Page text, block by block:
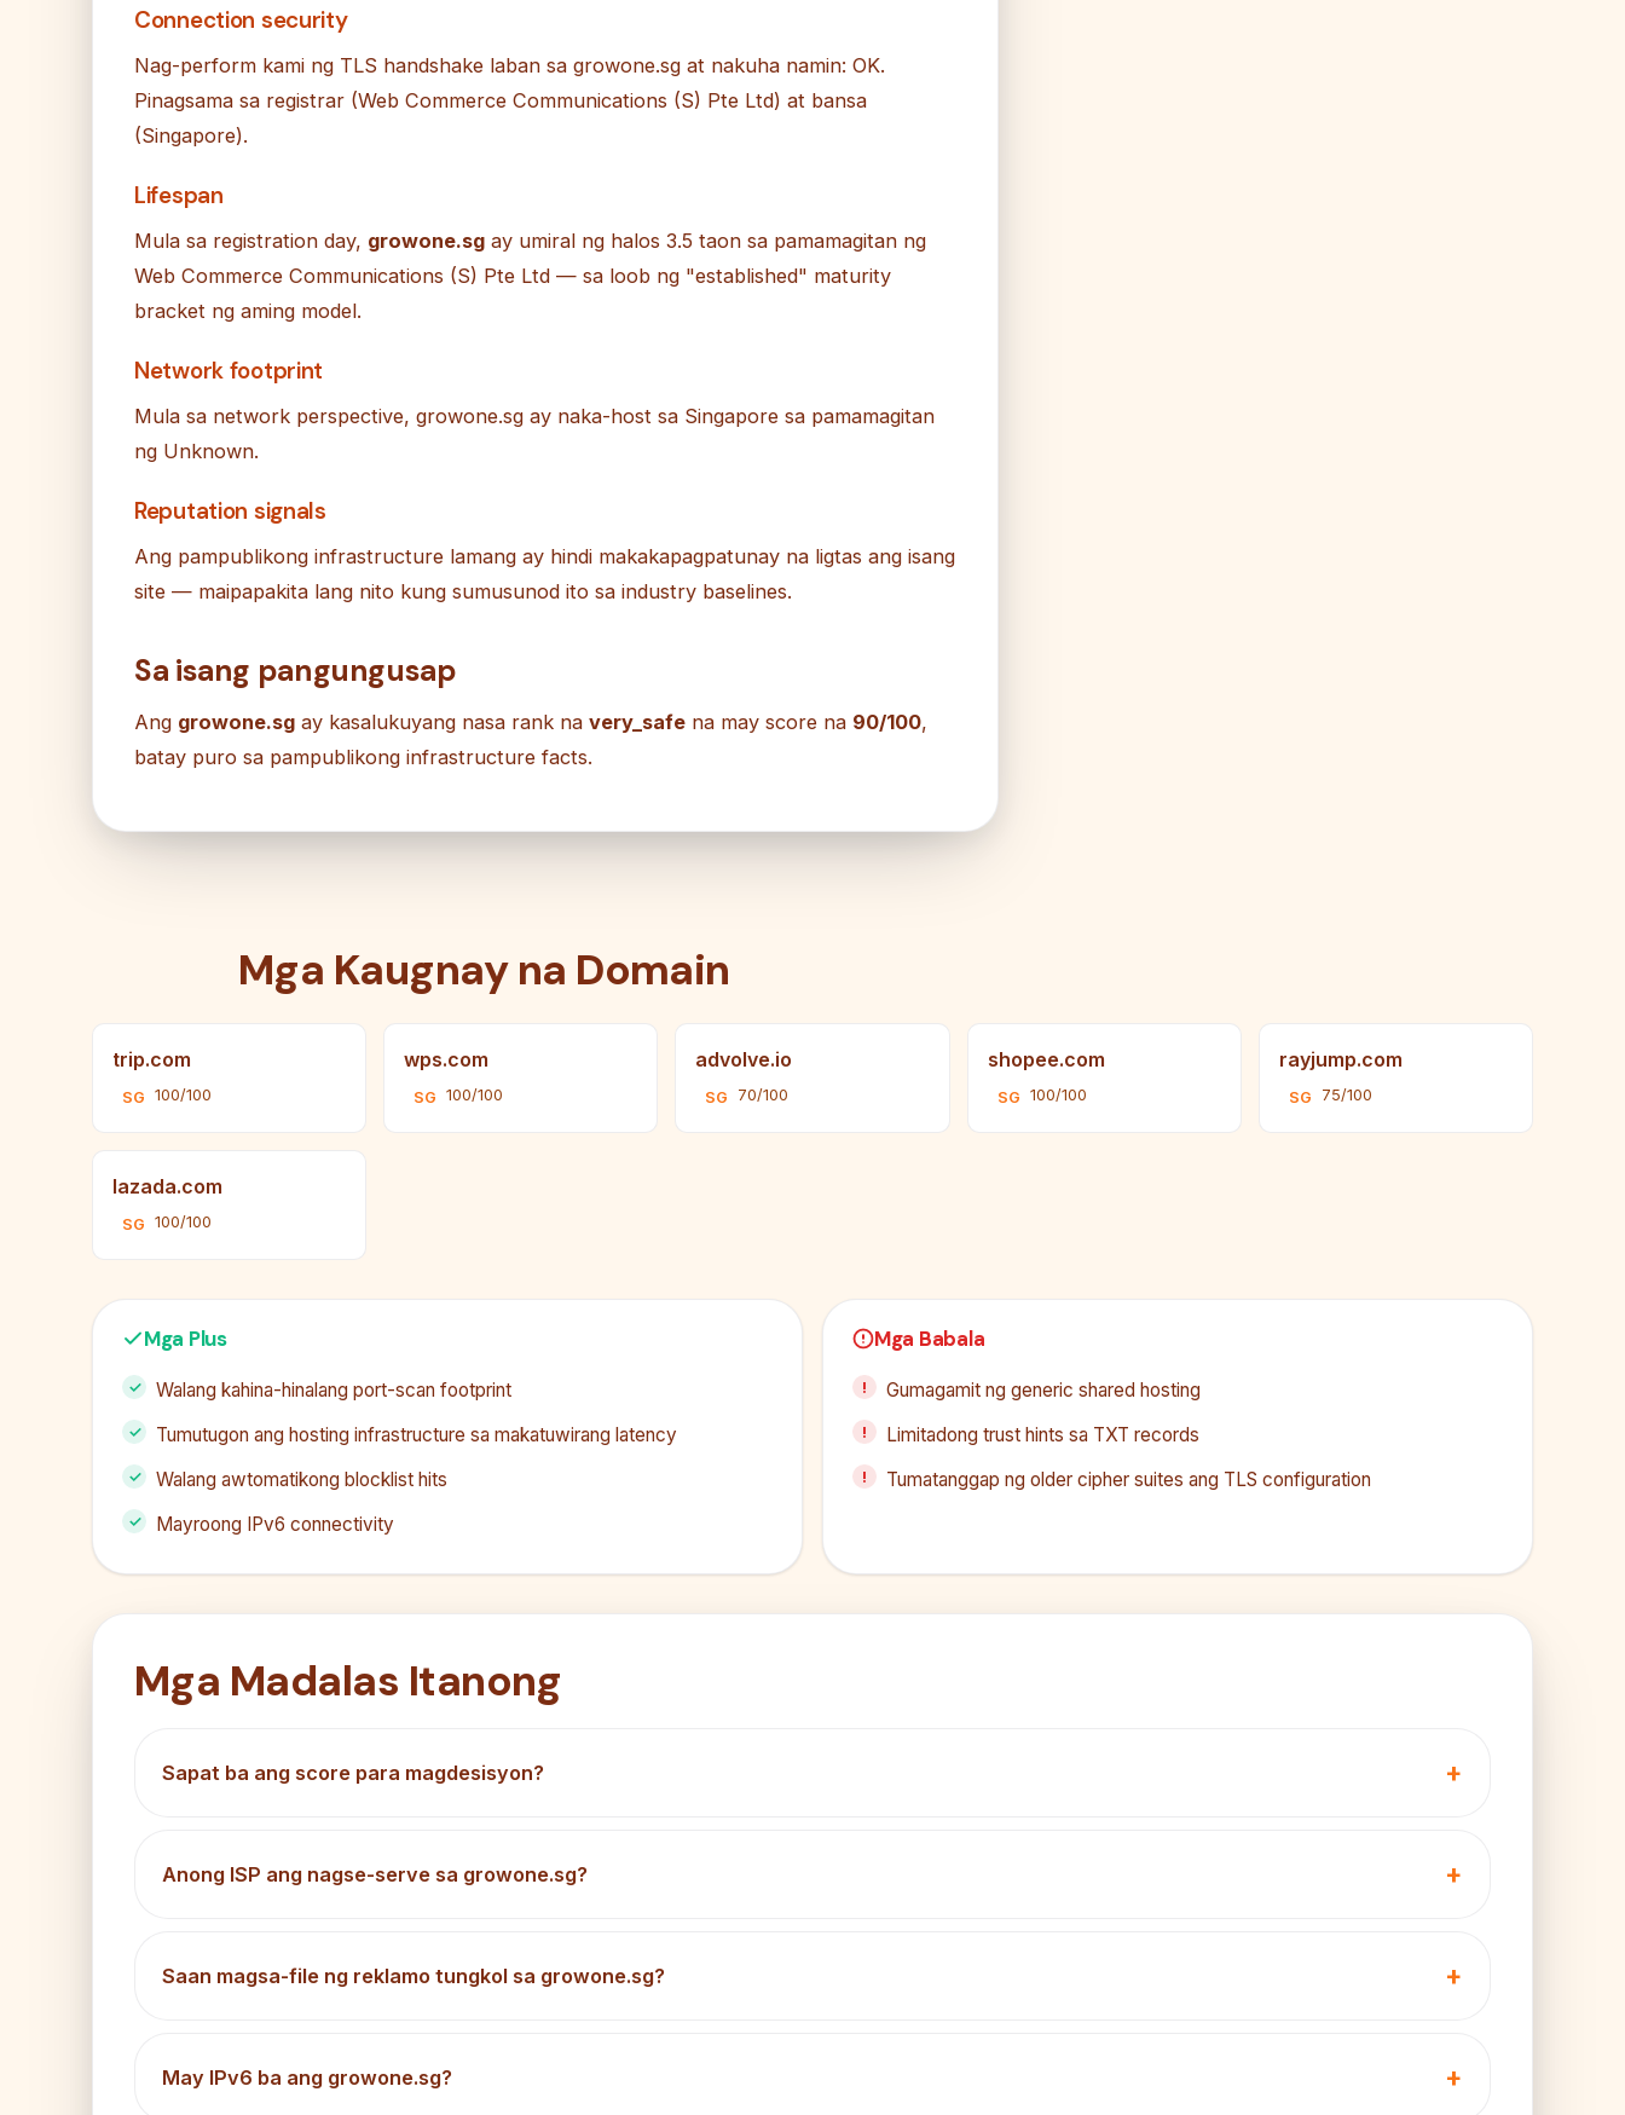
Connection security
Nag-perform kami ng TLS handshake laban sa growone.sg at nakuha namin: OK.
Pinagsama sa registrar (Web Commerce Communications (S) Pte Ltd) at bansa
(Singapore).
Lifespan
Mula sa registration day, growone.sg ay umiral ng halos 3.5 taon sa pamamagitan ng
Web Commerce Communications (S) Pte Ltd — sa loob ng "established" maturity
bracket ng aming model.
Network footprint
Mula sa network perspective, growone.sg ay naka-host sa Singapore sa pamamagitan
ng Unknown.
Reputation signals
Ang pampublikong infrastructure lamang ay hindi makakapagpatunay na ligtas ang isang
site — maipapakita lang nito kung sumusunod ito sa industry baselines.
Sa isang pangungusap
Ang growone.sg ay kasalukuyang nasa rank na very_safe na may score na 90/100,
batay puro sa pampublikong infrastructure facts.
Mga Kaugnay na Domain
trip.com
SG 100/100
wps.com
SG 100/100
advolve.io
SG 70/100
shopee.com
SG 100/100
rayjump.com
SG 75/100
lazada.com
SG 100/100
Mga Plus
Walang kahina-hinalang port-scan footprint
Tumutugon ang hosting infrastructure sa makatuwirang latency
Walang awtomatikong blocklist hits
Mayroong IPv6 connectivity
Mga Babala
Gumagamit ng generic shared hosting
Limitadong trust hints sa TXT records
Tumatanggap ng older cipher suites ang TLS configuration
Mga Madalas Itanong
Sapat ba ang score para magdesisyon?
Anong ISP ang nagse-serve sa growone.sg?
Saan magsa-file ng reklamo tungkol sa growone.sg?
May IPv6 ba ang growone.sg?